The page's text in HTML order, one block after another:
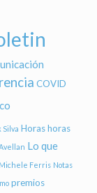
COVID
Silva Horashoras
Lo que
Michele Ferris Notas
premios